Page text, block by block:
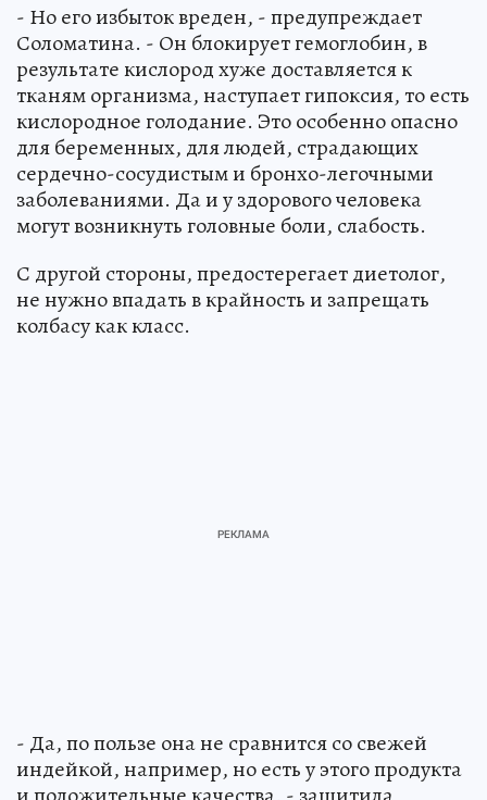
- Но его избыток вреден, - предупреждает
Соломатина. - Он блокирует гемоглобин, в
результате кислород хуже доставляется к
тканям организма, наступает гипоксия, то есть
кислородное голодание. Это особенно опасно
для беременных, для людей, страдающих
сердечно-сосудистым и бронхо-легочными
заболеваниями. Да и у здорового человека
могут возникнуть головные боли, слабость.
С другой стороны, предостерегает диетолог,
не нужно впадать в крайность и запрещать
колбасу как класс.
- Да, по пользе она не сравнится со свежей
индейкой, например, но есть у этого продукта